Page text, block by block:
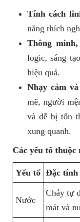
Tính cách
năng thích
Thông
logic, sáng
hiệu quả.
Nhạy cảm
mẽ, người
và dễ bị tổn
xung quanh.
Các yếu tố thuộc
Yếu tố Đặc tính
Nước
Chảy tự
mát và